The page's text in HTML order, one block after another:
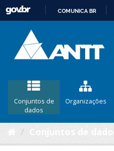
COMUNICA BR
Conjuntos de
dados
Organizações